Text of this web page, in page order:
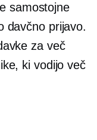
samostojne
davčno prijavo.
za več
ki vodijo več